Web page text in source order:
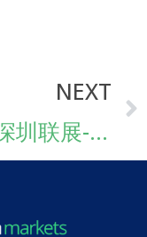
NEXT
博华深圳联展-餐饮，酒店，家具，健康及生活方式主题展发布会圆满召开